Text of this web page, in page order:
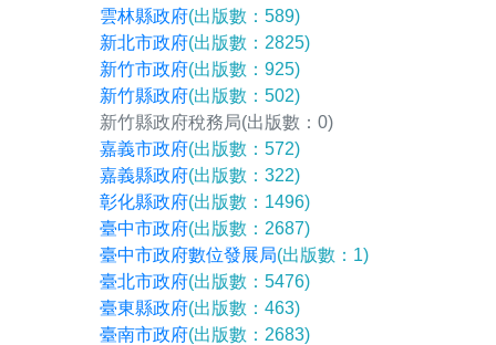
雲林縣政府(出版數：589)
新北市政府(出版數：2825)
新竹市政府(出版數：925)
新竹縣政府(出版數：502)
新竹縣政府稅務局(出版數：0)
嘉義市政府(出版數：572)
嘉義縣政府(出版數：322)
彰化縣政府(出版數：1496)
臺中市政府(出版數：2687)
臺中市政府數位發展局(出版數：1)
臺北市政府(出版數：5476)
臺東縣政府(出版數：463)
臺南市政府(出版數：2683)